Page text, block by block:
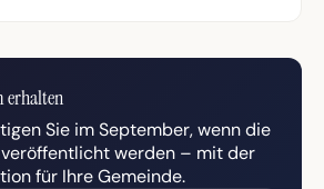
erhalten
Sie im September, wenn die
veröffentlicht werden – mit der
für Ihre Gemeinde.